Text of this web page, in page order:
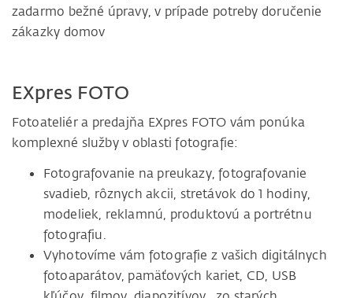
zadarmo bežné úpravy, v prípade potreby doručenie
zákazky domov
EXpres FOTO
Fotoateliér a predajňa EXpres FOTO vám ponúka
komplexné služby v oblasti fotografie:
Fotografovanie na preukazy, fotografovanie
svadieb, rôznych akcii, stretávok do 1 hodiny,
modeliek, reklamnú, produktovú a portrétnu
fotografiu.
Vyhotovíme vám fotografie z vašich digitálnych
fotoaparátov, pamäťových kariet, CD, USB